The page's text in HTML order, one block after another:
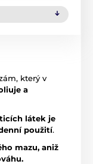
který v
a
látek je
použití.
mazu, aniž